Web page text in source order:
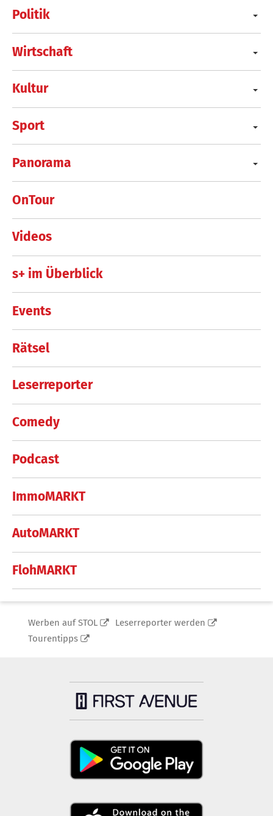
Politik
Wirtschaft
Kultur
Sport
Panorama
OnTour
Videos
s+ im Überblick
Events
Rätsel
Leserreporter
Comedy
Podcast
ImmoMARKT
AutoMARKT
FlohMARKT
Werben auf STOL
Leserreporter werden
Tourentipps